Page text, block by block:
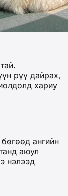
рүү дайрах,
хариу
ангийн
аюул
нэлээд